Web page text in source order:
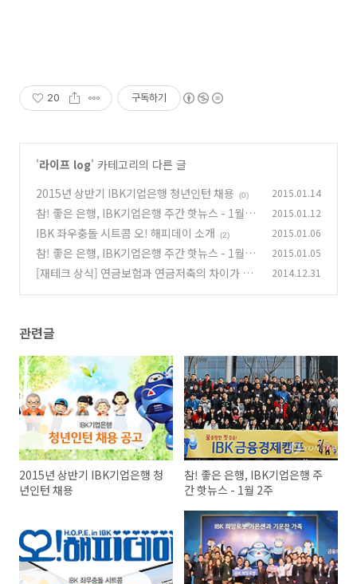
20 구독하기
'라이프 log' 카테고리의 다른 글
2015년 상반기 IBK기업은행 청년인턴 채용
(0) 2015.01.14
참! 좋은 은행, IBK기업은행 주간 핫뉴스 - 1월 2
주
(0)
2015.01.12
IBK 좌우충돌 시트콤 오! 해피데이 소개 (2) 2015.01.06
참! 좋은 은행, IBK기업은행 주간 핫뉴스 - 1월 1
주 (0)
2015.01.05
[재테크 상식] 연금보험과 연금저축의 차이가 헷
2014.12.31
관련글
2015년 상반기 IBK기업은행 청
년인턴 채용
참! 좋은 은행, IBK기업은행 주
간 핫뉴스 - 1월 2주